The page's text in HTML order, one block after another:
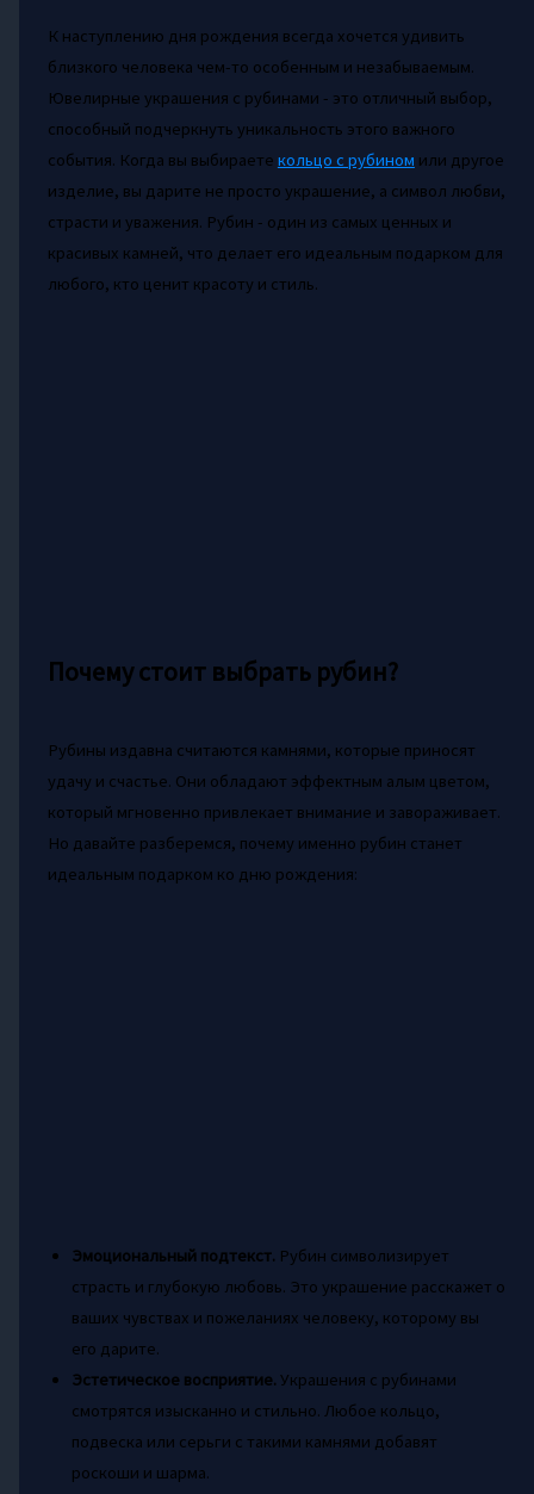
К наступлению дня рождения всегда хочется удивить
близкого человека чем-то особенным и незабываемым.
Ювелирные украшения с рубинами - это отличный выбор,
способный подчеркнуть уникальность этого важного
события. Когда вы выбираете кольцо с рубином или другое
изделие, вы дарите не просто украшение, а символ любви,
страсти и уважения. Рубин - один из самых ценных и
красивых камней, что делает его идеальным подарком для
любого, кто ценит красоту и стиль.
Почему стоит выбрать рубин?
Рубины издавна считаются камнями, которые приносят
удачу и счастье. Они обладают эффектным алым цветом,
который мгновенно привлекает внимание и завораживает.
Но давайте разберемся, почему именно рубин станет
идеальным подарком ко дню рождения:
Эмоциональный подтекст. Рубин символизирует
страсть и глубокую любовь. Это украшение расскажет о
ваших чувствах и пожеланиях человеку, которому вы
его дарите.
Эстетическое восприятие. Украшения с рубинами
смотрятся изысканно и стильно. Любое кольцо,
подвеска или серьги с такими камнями добавят
роскоши и шарма.